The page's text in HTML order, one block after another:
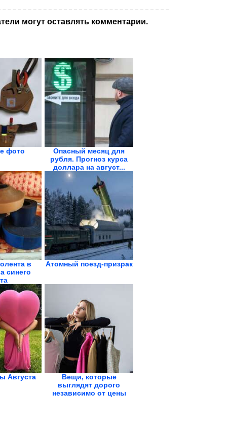
могут оставлять комментарии.
фото
Опасный месяц для
рубля. Прогноз курса
доллара на август...
в
синего
Атомный поезд-призрак
Августа
Вещи, которые
выглядят дорого
независимо от цены